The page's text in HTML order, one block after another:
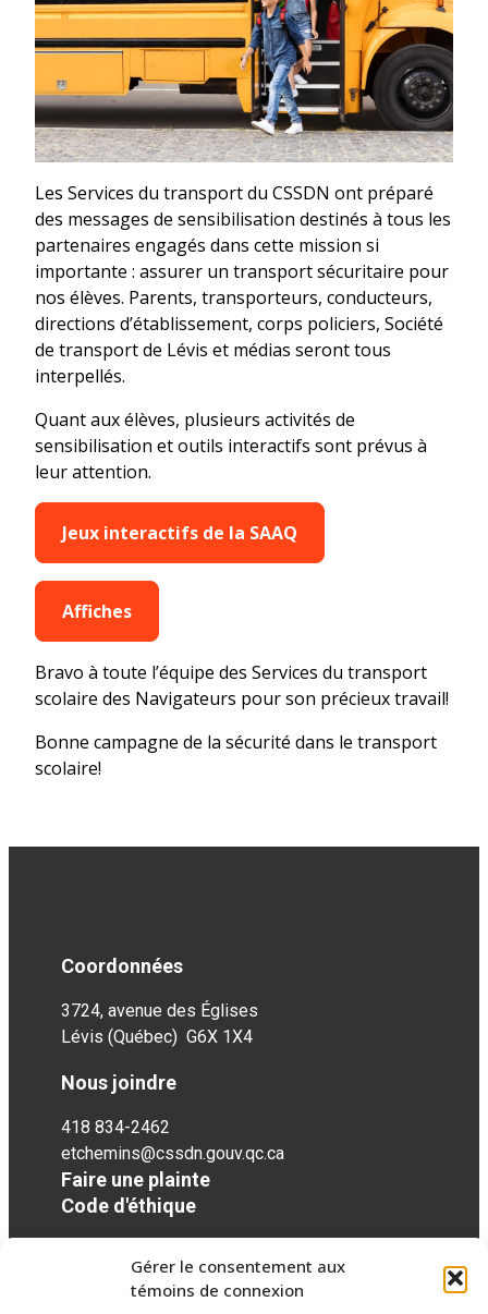
Gérer le consentement aux
témoins de connexion
Les Services du transport du CSSDN ont préparé
des messages de sensibilisation destinés à tous les
partenaires engagés dans cette mission si
importante : assurer un transport sécuritaire pour
nos élèves. Parents, transporteurs, conducteurs,
directions d’établissement, corps policiers, Société
de transport de Lévis et médias seront tous
interpellés.
Quant aux élèves, plusieurs activités de
sensibilisation et outils interactifs sont prévus à
leur attention.
Jeux interactifs de la SAAQ
Affiches
Bravo à toute l’équipe des Services du transport
scolaire des Navigateurs pour son précieux travail!
Bonne campagne de la sécurité dans le transport
scolaire!
Coordonnées
3724, avenue des Églises
Lévis (Québec) G6X 1X4
Nous joindre
418 834-2462
etchemins@cssdn.gouv.qc.ca
Faire une plainte
Code d'éthique
Réseaux sociaux